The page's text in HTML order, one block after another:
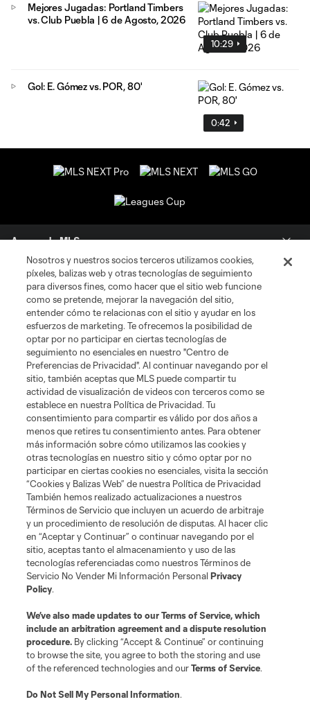
10:29
Mejores Jugadas: Portland Timbers
vs. Club Puebla | 6 de Agosto, 2026
0:42
Gol: E. Gómez vs. POR, 80'
Acerca de MLS
Social
Tienda
Club Sites
Términos de servicio Política de privacidad
No vender mi información
Cookies Settings
©2026 MLS. El nombre y escudo de la Major League Soccer y MLS son
marcas registradas de League Soccer, L.L.C. (“MLS”). Los nombres y logos
de los equipos de la MLS están registrados y son marcas bajo ley común
de la MLS o son usadas con el permiso de sus propietarios. Uso
desautorizado está prohibido.
Nosotros y nuestros socios terceros utilizamos cookies,
píxeles, balizas web y otras tecnologías de seguimiento
para diversos fines, como hacer que el sitio web funcione
como se pretende, mejorar la navegación del sitio,
entender cómo te relacionas con el sitio y ayudar en los
esfuerzos de marketing. Te ofrecemos la posibilidad de
optar por no participar en ciertas tecnologías de
seguimiento no esenciales en nuestro "Centro de
Preferencias de Privacidad". Al continuar navegando por el
sitio, también aceptas que MLS puede compartir tu
actividad de visualización de videos con terceros como se
establece en nuestra Política de Privacidad. Tu
consentimiento para compartir es válido por dos años a
menos que retires tu consentimiento antes. Para obtener
más información sobre cómo utilizamos las cookies y
otras tecnologías en nuestro sitio y cómo optar por no
participar en ciertas cookies no esenciales, visita la sección
“Cookies y Balizas Web” de nuestra Política de Privacidad
También hemos realizado actualizaciones a nuestros
Términos de Servicio que incluyen un acuerdo de arbitraje
y un procedimiento de resolución de disputas. Al hacer clic
en “Aceptar y Continuar” o continuar navegando por el
sitio, aceptas tanto el almacenamiento y uso de las
tecnologías referenciadas como nuestros Términos de
Servicio No Vender Mi Información PersonalPrivacy
Policy.
We’ve also made updates to ourTerms of Service, which
include an arbitration agreement and a dispute resolution
procedure. By clicking “Accept & Continue” or continuing
to browse the site, you agree to both the storing and use
of the referenced technologies and ourTerms of Service.
Do Not Sell My Personal Information.